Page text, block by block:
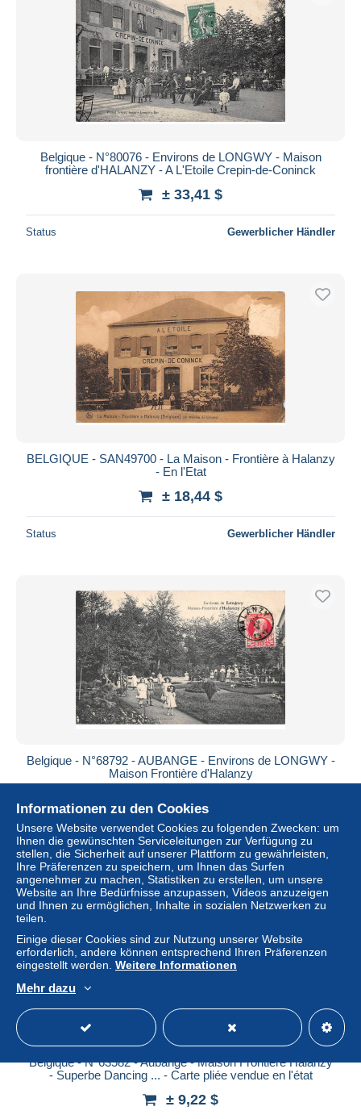
Belgique - N°80076 - Environs de LONGWY - Maison
frontière d'HALANZY - A L'Etoile Crepin-de-Coninck
± 33,41 $
Status Gewerblicher Händler
BELGIQUE - SAN49700 - La Maison - Frontière à Halanzy
- En l'Etat
± 18,44 $
Status Gewerblicher Händler
Belgique - N°68792 - AUBANGE - Environs de LONGWY -
Maison Frontière d'Halanzy
Status Gewerblicher Händler
Belgique - N°63582 - Aubange - Maison Frontière Halanzy
- Superbe Dancing ... - Carte pliée vendue en l'état
± 9,22 $
Informationen zu den Cookies
Unsere Website verwendet Cookies zu folgenden Zwecken: um
Ihnen die gewünschten Serviceleitungen zur Verfügung zu
stellen, die Sicherheit auf unserer Plattform zu gewährleisten,
Ihre Präferenzen zu speichern, um Ihnen das Surfen
angenehmer zu machen, Statistiken zu erstellen, um unsere
Website an Ihre Bedürfnisse anzupassen, Videos anzuzeigen
und Ihnen zu ermöglichen, Inhalte in sozialen Netzwerken zu
teilen.
Einige dieser Cookies sind zur Nutzung unserer Website
erforderlich, andere können entsprechend Ihren Präferenzen
eingestellt werden. Weitere Informationen
Mehr dazu